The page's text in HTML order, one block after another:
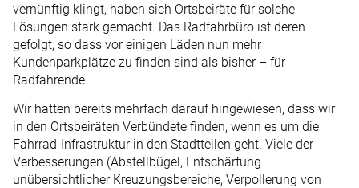
vernünftig klingt, haben sich Ortsbeiräte für solche
Lösungen stark gemacht. Das Radfahrbüro ist deren
gefolgt, so dass vor einigen Läden nun mehr
Kundenparkplätze zu finden sind als bisher – für
Radfahrende.
Wir hatten bereits mehrfach darauf hingewiesen, dass wir
in den Ortsbeiräten Verbündete finden, wenn es um die
Fahrrad-Infrastruktur in den Stadtteilen geht. Viele der
Verbesserungen (Abstellbügel, Entschärfung
unübersichtlicher Kreuzungsbereiche, Verpollerung von